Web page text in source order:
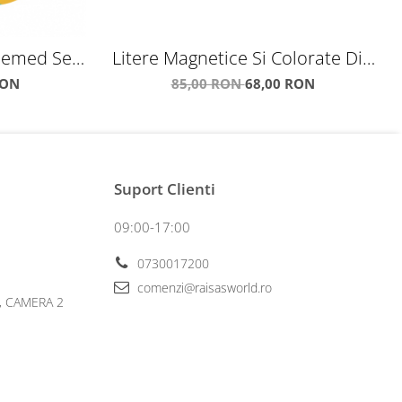
Sets
Litere Magnetice Si Colorate Din
Spuma
85,00 RON68,00 RON
2
Suport Clienti
09:00-17:00
0730017200
comenzi@raisasworld.ro